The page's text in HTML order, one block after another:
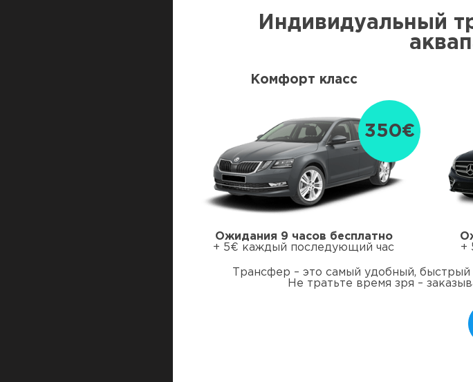
Индивидуальный
Комфорт класс
350€
Ожидания 9 часов бесплатно
+ 5€ каждый последующий час
+
Трансфер – это самый удобный,
Не тратьте время зря –